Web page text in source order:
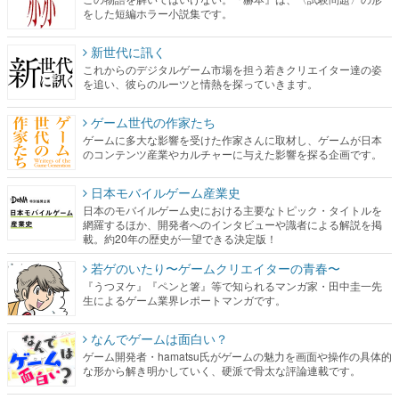
をした短編ホラー小説集です。
新世代に訊く
これからのデジタルゲーム市場を担う若きクリエイター達の姿
を追い、彼らのルーツと情熱を探っていきます。
ゲーム世代の作家たち
ゲームに多大な影響を受けた作家さんに取材し、ゲームが日本
のコンテンツ産業やカルチャーに与えた影響を探る企画です。
日本モバイルゲーム産業史
日本のモバイルゲーム史における主要なトピック・タイトルを
網羅するほか、開発者へのインタビューや識者による解説を掲
載。約20年の歴史が一望できる決定版！
若ゲのいたり〜ゲームクリエイターの青春〜
『うつヌケ』『ペンと箸』等で知られるマンガ家・田中圭一先
生によるゲーム業界レポートマンガです。
なんでゲームは面白い？
ゲーム開発者・hamatsu氏がゲームの魅力を画面や操作の具体的
な形から解き明かしていく、硬派で骨太な評論連載です。